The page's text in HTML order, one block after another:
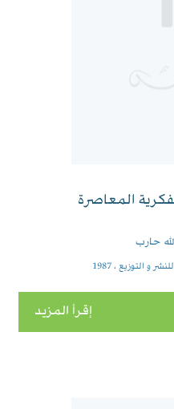
المعاصرة
حارب
و التوزيع ، 1987
إقرأ المزيد